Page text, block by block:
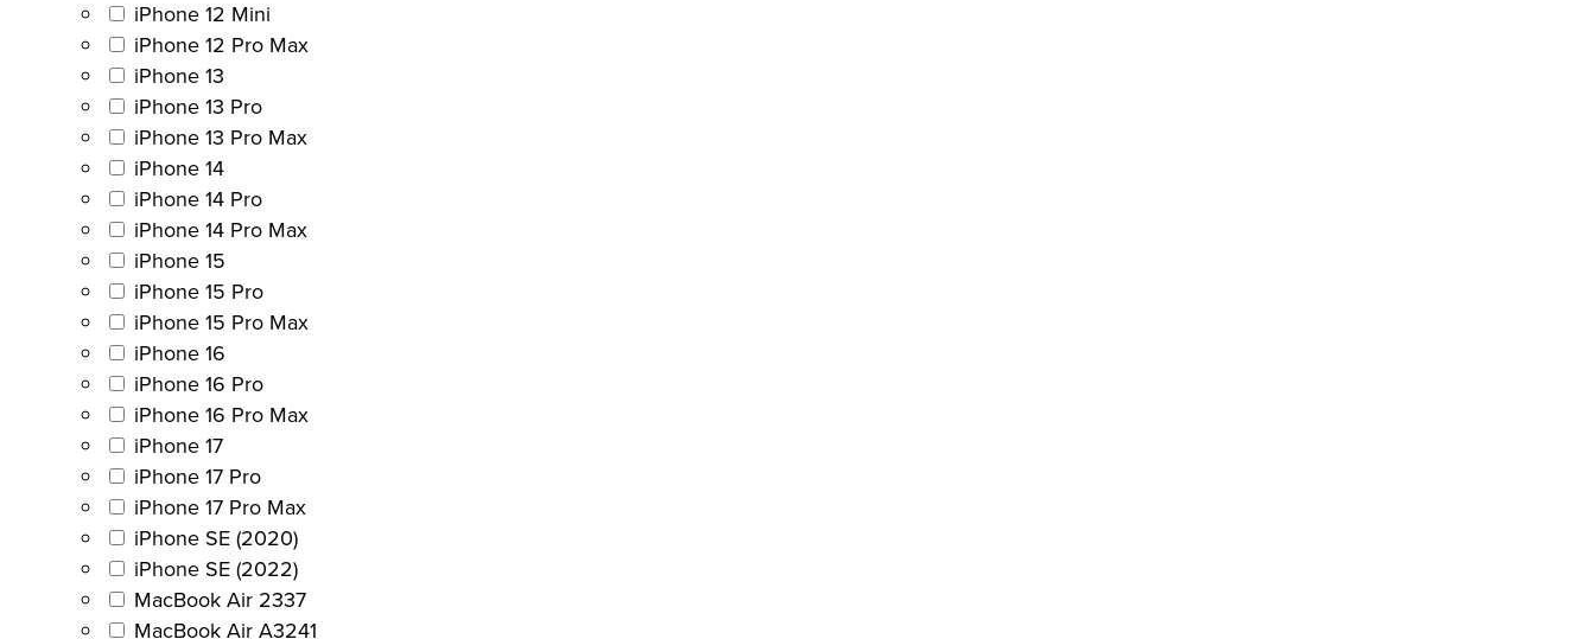
iPhone 12 Mini
iPhone 12 Pro Max
iPhone 13
iPhone 13 Pro
iPhone 13 Pro Max
iPhone 14
iPhone 14 Pro
iPhone 14 Pro Max
iPhone 15
iPhone 15 Pro
iPhone 15 Pro Max
iPhone 16
iPhone 16 Pro
iPhone 16 Pro Max
iPhone 17
iPhone 17 Pro
iPhone 17 Pro Max
iPhone SE (2020)
iPhone SE (2022)
MacBook Air 2337
MacBook Air A3241